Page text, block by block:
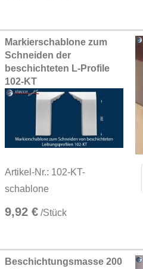
Markierschablone zum
Schneiden der
beschichteten L-Profile
102-KT
Artikel-Nr.: 102-KT-
schablone
9,92 € /Stück
Beschichtungsmasse 200